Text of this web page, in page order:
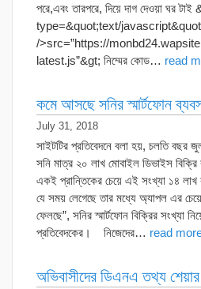
পরে,এবং তারপরে, দিয়ে দাগ দেওয়া ঘর
type=&quot;text/
/>src=”https://
latest.js”&gt; নিম্মের কোড… read
কমে আসছে সনির স্মার্টফোন
July 31, 2018
সাইটটির প্রতিবেদনে বলা হয়, চলতি বছর
সনি মাত্র ২০ লাখ মোবাইল ডিভাইস
একই প্রান্তিকের চেয়ে এই সংখ্যা ১৪
যে সময় লেগেছে তার মধ্যে অ্যাপল এর চেয়ে
ফেলছে”, সনির স্মার্টফোন বিক্রির সংখ্যা
প্রতিবেদকের। নিজেদের… read
অভিবাসীদের ডিএনএ তথ্য